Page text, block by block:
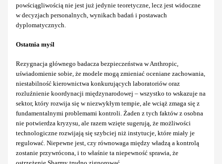
powściągliwością nie jest już jedynie teoretyczne, lecz jest widoczne
w decyzjach personalnych, wynikach badań i postawach
dyplomatycznych.
Ostatnia myśl
Rezygnacja głównego badacza bezpieczeństwa w Anthropic,
uświadomienie sobie, że modele mogą zmieniać oceniane zachowania,
niestabilność kierownictwa konkurujących laboratoriów oraz
rozluźnienie koordynacji międzynarodowej – wszystko to wskazuje na
sektor, który rozwija się w niezwykłym tempie, ale wciąż zmaga się z
fundamentalnymi problemami kontroli. Żaden z tych faktów z osobna
nie potwierdza kryzysu, ale razem wzięte sugerują, że możliwości
technologiczne rozwijają się szybciej niż instytucje, które miały je
regulować. Niepewne jest, czy równowaga między władzą a kontrolą
zostanie przywrócona, i to właśnie ta niepewność sprawia, że